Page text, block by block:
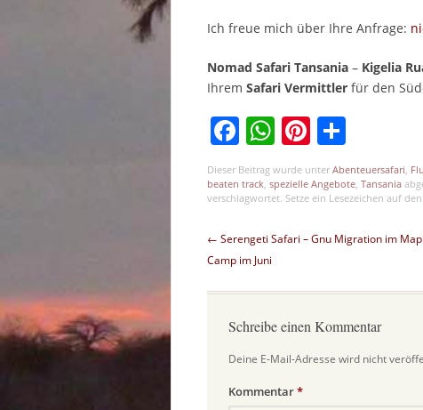
Ich freue mich über Ihre Anfrage:
Nomad Safari Tansania – Kigelia
Ihrem Safari Vermittler für den
Facebook
WhatsApp
Pinterest
Dieser Beitrag wurde unter Abenteuersafari,
beaten track, spezielle Angebote, Tansania
verschlagwortet. Setze ein Lesezeichen auf den
Beitragsnavigation
← Serengeti Safari – Gnu Migration im
Camp im Juni
Schreibe einen Kommentar
Deine E-Mail-Adresse wird nicht
Kommentar*